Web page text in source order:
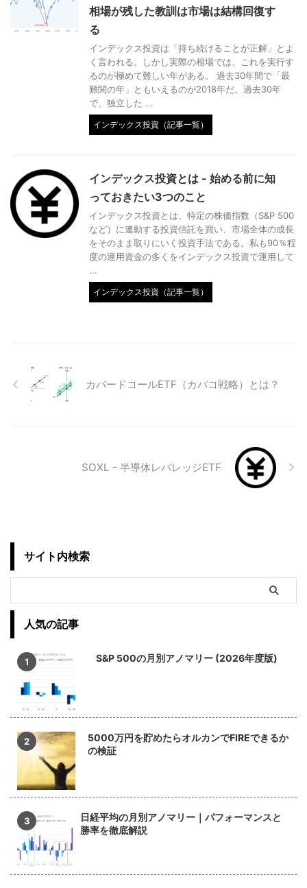
相場が残した教訓は市場は結構回復す
る
インデックス投資は「持ち続けることが正解」とよ
く言われる。しかし実際の相場では、これを実行す
るのが極めて難しい年がある。 過去30年間で「最
難関の年」ともいえるのが2018年だ。過去30年
で、独立した ...
インデックス投資（記事一覧）
インデックス投資とは - 始める前に知
っておきたい3つのこと
インデックス投資とは、特定の株価指数（S&P 500
など）に連動する投資信託を買い、市場全体の成長
をそのまま取りにいく投資手法である。私も90％程
度の運用資金の多くをインデックス投資で運用して
...
インデックス投資（記事一覧）
カバードコールETF（カバコ戦略）とは？
SOXL - 半導体レバレッジETF
サイト内検索
人気の記事
S&P 500の月別アノマリー (2026年度版)
5000万円を貯めたらオルカンでFIREできるか
の検証
日経平均の月別アノマリー｜パフォーマンスと
勝率を徹底解説